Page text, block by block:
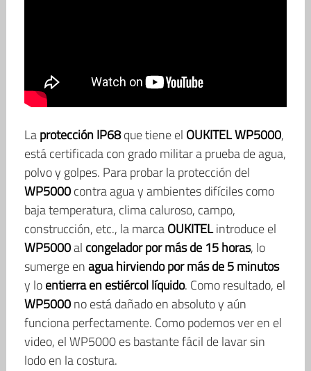
Laprotección IP68que tiene el OUKITEL WP5000,
está certificada con grado militar a prueba de agua,
polvo y golpes. Para probar la protección del
WP5000contra agua y ambientes difíciles como
baja temperatura, clima caluroso, campo,
construcción, etc., la marcaOUKITELintroduce el
WP5000al congelador por más de 15 horas, lo
sumerge enagua hirviendo por más de 5 minutos
y loentierra en estiércol líquido. Como resultado, el
WP5000no está dañado en absoluto y aún
funciona perfectamente. Como podemos ver en el
video, el WP5000 es bastante fácil de lavar sin
lodo en la costura.